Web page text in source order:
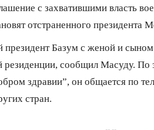
с захватившими власть
отстраненного президента
президент Базум с женой и сыном
резиденции, сообщил Масуду. По
здравии”, он общается по
стран.